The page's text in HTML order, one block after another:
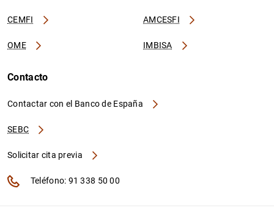
CEMFI AMCESFI
OME IMBISA
Contacto
Contactar con el Banco de España
SEBC
Solicitar cita previa
Teléfono: 91 338 50 00